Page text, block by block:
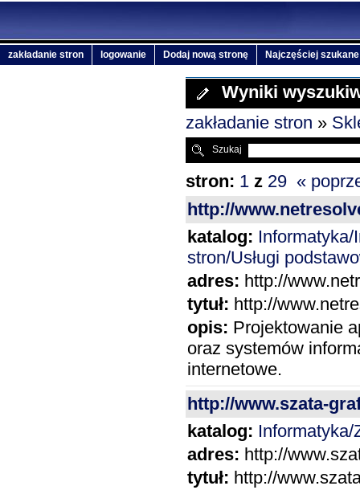
zakładanie stron logowanie Dodaj nową stronę Najczęściej szukane
Wyniki
zakładanie stron »
Szukaj
stron: 1 z 29 «
http://
katalog:
stron/Usługi
adres: http://
tytuł: http://
opis: Projektowanie
oraz systemów
internetowe.
http://www.szata-
katalog: Informatyka/
adres: http://
tytuł: http://